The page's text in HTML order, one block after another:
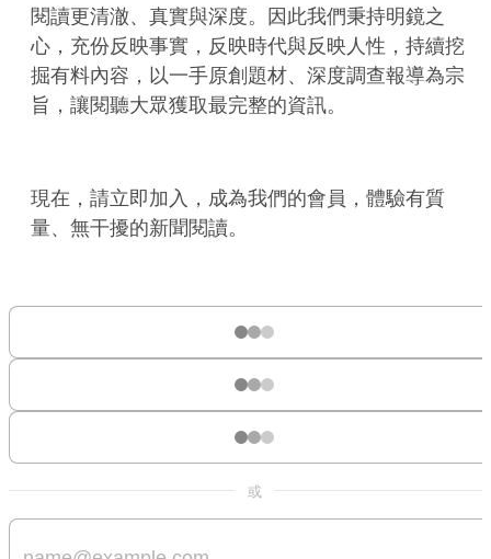
閱讀更清澈、真實與深度。因此我們秉持明鏡之
心，充份反映事實，反映時代與反映人性，持續挖
掘有料內容，以一手原創題材、深度調查報導為宗
旨，讓閱聽大眾獲取最完整的資訊。
現在，請立即加入，成為我們的會員，體驗有質
量、無干擾的新聞閱讀。
或